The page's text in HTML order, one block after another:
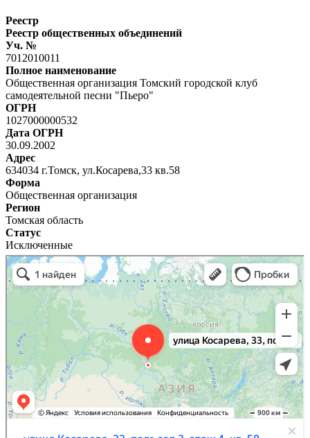
Реестр
Реестр общественных объединений
Уч. №
7012010011
Полное наименование
Общественная организация Томский городской клуб
самодеятельной песни "Пьеро"
ОГРН
1027000000532
Дата ОГРН
30.09.2002
Адрес
634034 г.Томск, ул.Косарева,33 кв.58
Форма
Общественная организация
Регион
Томская область
Статус
Исключенные